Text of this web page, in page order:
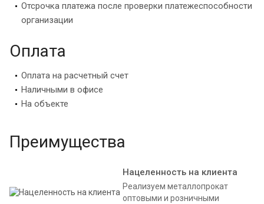
Отсрочка платежа после проверки платежеспособности
организации
Оплата
Оплата на расчетный счет
Наличными в офисе
На объекте
Преимущества
Нацеленность на клиента
Реализуем металлопрокат
оптовыми и розничными